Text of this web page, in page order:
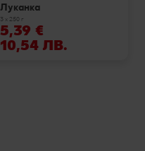
Луканка
3 х 250 г
5,39 €
10,54 ЛВ.